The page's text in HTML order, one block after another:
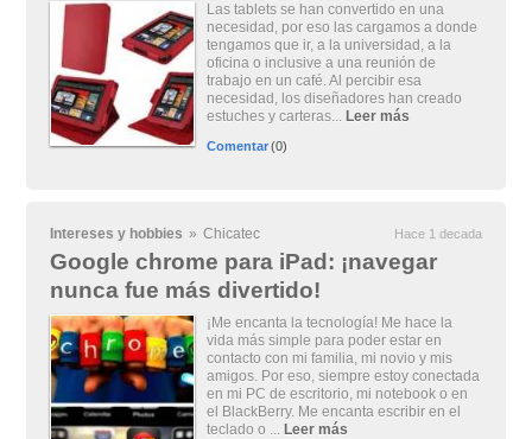
Las tablets se han convertido en una
necesidad, por eso las cargamos a donde
tengamos que ir, a la universidad, a la
oficina o inclusive a una reunión de
trabajo en un café. Al percibir esa
necesidad, los diseñadores han creado
estuches y carteras... Leer más
Comentar(0)
Intereses y hobbies » Chicatec Hace 1 decada
Google chrome para iPad: ¡navegar
nunca fue más divertido!
¡Me encanta la tecnología! Me hace la
vida más simple para poder estar en
contacto con mi familia, mi novio y mis
amigos. Por eso, siempre estoy conectada
en mi PC de escritorio, mi notebook o en
el BlackBerry. Me encanta escribir en el
teclado o ... Leer más